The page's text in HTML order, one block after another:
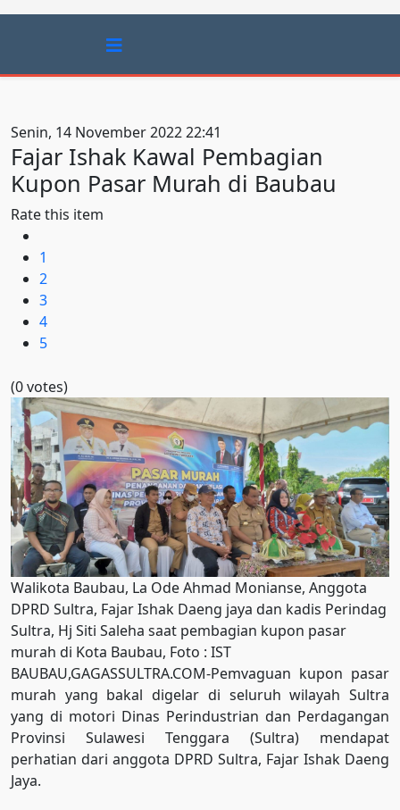
Senin, 14 November 2022 22:41
Fajar Ishak Kawal Pembagian
Kupon Pasar Murah di Baubau
Rate this item
1
2
3
4
5
(0 votes)
Walikota Baubau, La Ode Ahmad Monianse, Anggota
DPRD Sultra, Fajar Ishak Daeng jaya dan kadis Perindag
Sultra, Hj Siti Saleha saat pembagian kupon pasar
murah di Kota Baubau, Foto : IST
BAUBAU,GAGASSULTRA.COM-Pemvaguan kupon pasar
murah yang bakal digelar di seluruh wilayah Sultra
yang di motori Dinas Perindustrian dan Perdagangan
Provinsi Sulawesi Tenggara (Sultra) mendapat
perhatian dari anggota DPRD Sultra, Fajar Ishak Daeng
Jaya.